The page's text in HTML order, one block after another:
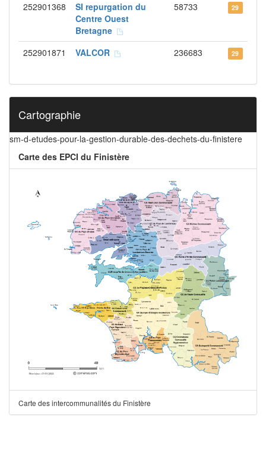
252901368
SI repurgation du
Centre Ouest
Bretagne
58733 29
252901871 VALCOR 236683 29
Cartographie
sm-d-etudes-pour-la-gestion-durable-des-dechets-du-finistere
Carte des EPCI du Finistère
Carte des intercommunalités du Finistère